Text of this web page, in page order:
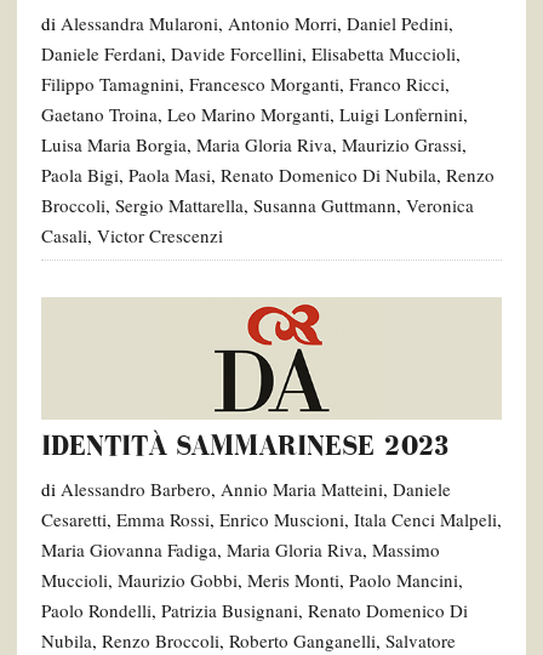
di Alessandra Mularoni, Antonio Morri, Daniel Pedini,
Daniele Ferdani, Davide Forcellini, Elisabetta Muccioli,
Filippo Tamagnini, Francesco Morganti, Franco Ricci,
Gaetano Troina, Leo Marino Morganti, Luigi Lonfernini,
Luisa Maria Borgia, Maria Gloria Riva, Maurizio Grassi,
Paola Bigi, Paola Masi, Renato Domenico Di Nubila, Renzo
Broccoli, Sergio Mattarella, Susanna Guttmann, Veronica
Casali, Victor Crescenzi
IDENTITÀ SAMMARINESE 2023
di Alessandro Barbero, Annio Maria Matteini, Daniele
Cesaretti, Emma Rossi, Enrico Muscioni, Itala Cenci Malpeli,
Maria Giovanna Fadiga, Maria Gloria Riva, Massimo
Muccioli, Maurizio Gobbi, Meris Monti, Paolo Mancini,
Paolo Rondelli, Patrizia Busignani, Renato Domenico Di
Nubila, Renzo Broccoli, Roberto Ganganelli, Salvatore